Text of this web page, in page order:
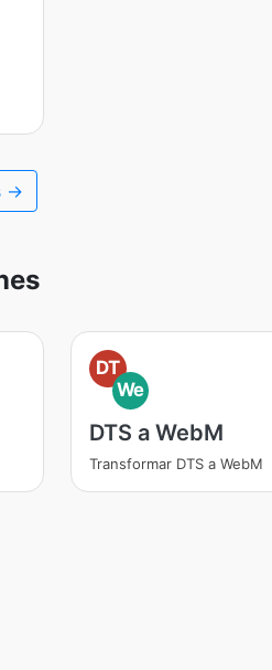
→
DT
We
DTS a WebM
Transformar DTS a WebM